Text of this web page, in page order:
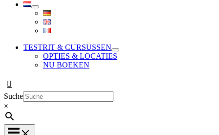
TESTRIT & CURSUSSEN
OPTIES & LOCATIES
NU BOEKEN
Suche
×